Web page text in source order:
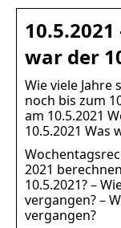
war der
Wie viele Jahre
noch bis zum
am 10.5.2021
10.5.2021 Was
2021
10.5.2021? –
vergangen? –
vergangen?